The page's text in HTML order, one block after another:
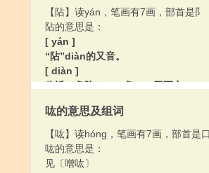
【阽】读yán，笔画有7画，部首是阝
阽的意思是：
[ yán ]
“阽”diàn的又音。
[ diàn ]
临近（危险）：～危。～于死亡。
吰的意思及组词
【吰】读hóng，笔画有7画，部首是
吰的意思是：
见〔噌吰〕